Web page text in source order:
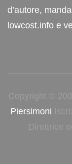
d’autore,
lowcost.info e
Copyright ©
Piersimoni
Direttrice